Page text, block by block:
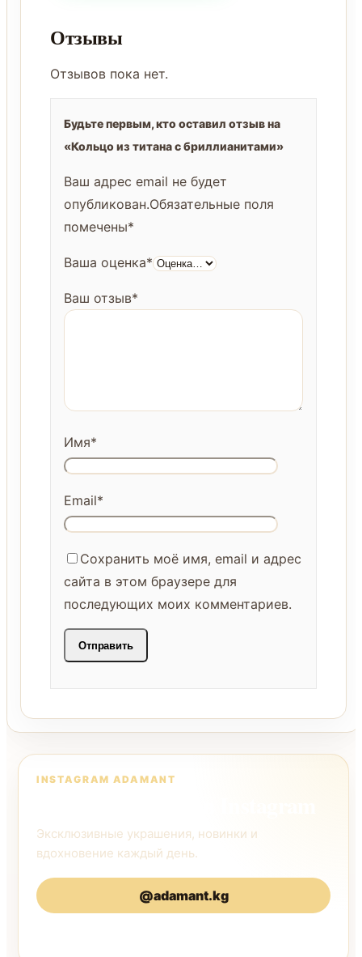
Отзывы
Отзывов пока нет.
Будьте первым, кто оставил отзыв на
«Кольцо из титана с бриллианитами»
Ваш адрес email не будет
опубликован.Обязательные поля
помечены*
Ваша оценка*
Ваш отзыв*
Имя*
Email*
Сохранить моё имя, email и адрес
сайта в этом браузере для
последующих моих комментариев.
INSTAGRAM ADAMANT
Эксклюзивные украшения, новинки и
вдохновение каждый день.
@adamant.kg